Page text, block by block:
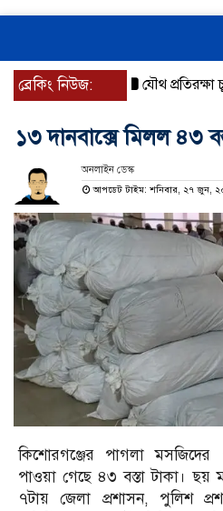
ব্রেকিং নিউজ: যৌথ প্রতিরক্ষা চুক্তি
১৩ দানবাক্সে মিলল ৪৩
অনলাইন ডেস্ক
আপডেট টাইম: শনিবার, ২৭ জুন,
কিশোরগঞ্জের পাগলা
পাওয়া গেছে ৪৩ বস্তা টাকা।
৭টায় জেলা প্রশাসন, পুলিশ